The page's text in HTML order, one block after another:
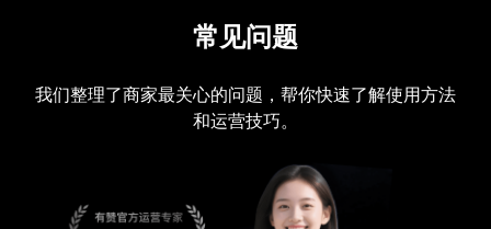
常见问题
我们整理了商家最关心的问题，帮你快速了解使用方法
和运营技巧。